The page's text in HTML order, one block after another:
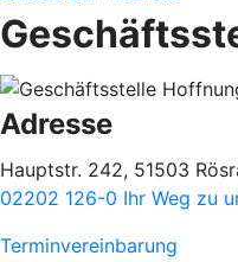
Adresse
Hauptstr. 242, 51503
02202 126-0 Ihr Weg zu
Terminvereinbarung